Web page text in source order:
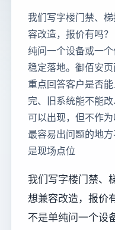
我们写字楼门禁、
容改造，报价有吗
纯问一个设备或一
稳定落地。御佰安页
重点回答客户是否
完、旧系统能不能
可以出现，但不作
最容易出问题的地
是现场点位
我们写字楼门禁、
想兼容改造，报价
不是单纯问一个设